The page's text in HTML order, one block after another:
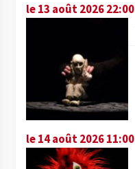
le 13 août 2026 22:00
le 14 août 2026 11:00